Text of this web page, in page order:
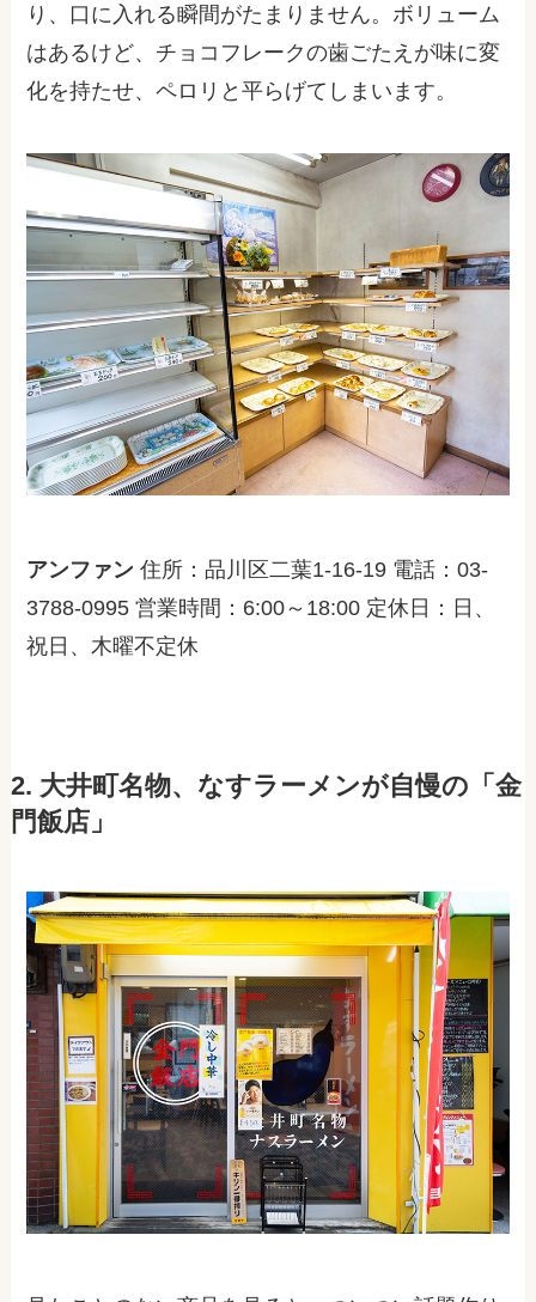
り、口に入れる瞬間がたまりません。ボリューム
はあるけど、チョコフレークの歯ごたえが味に変
化を持たせ、ペロリと平らげてしまいます。
アンファン 住所：品川区二葉1-16-19 電話：03-
3788-0995 営業時間：6:00～18:00 定休日：日、
祝日、木曜不定休
2. 大井町名物、なすラーメンが自慢の「金
門飯店」